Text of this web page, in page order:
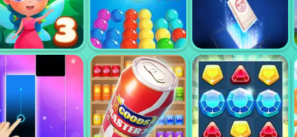
BUBBLE
SHOOTER
WORLD CUP
GOODS SORT
MASTER
ULAR TANGGA